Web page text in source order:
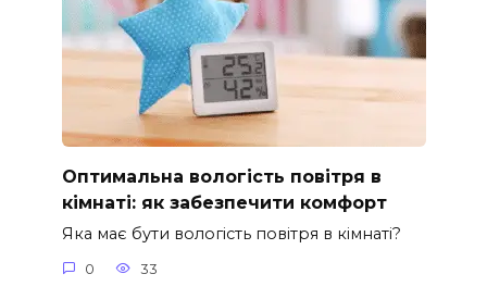
Оптимальна вологість повітря в
кімнаті: як забезпечити комфорт
Яка має бути вологість повітря в кімнаті?
0 33